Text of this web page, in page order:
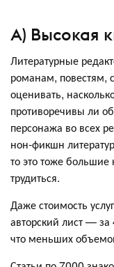
А) Высокая
Литературные
романам, повестям,
оценивать,
противоречивы ли
персонажа во всех
нон-фикшн
то это тоже
трудиться.
Даже стоимость
авторский лист —
что меньших